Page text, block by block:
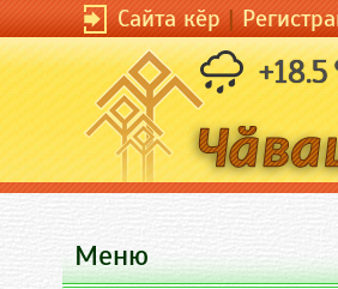
Сайта кӗр|
+18.5
Меню